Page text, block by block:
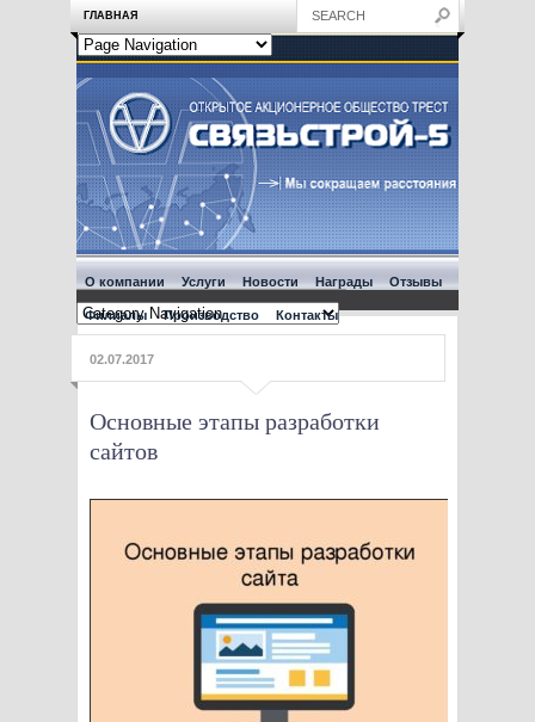
ГЛАВНАЯ
О компании Услуги Новости Награды Отзывы
Филиалы Производство Контакты
02.07.2017
Основные этапы разработки
сайтов